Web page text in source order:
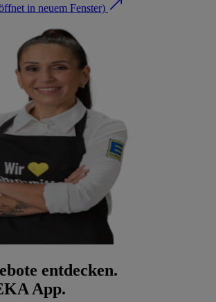
in neuem Fenster)
entdecken.
App.